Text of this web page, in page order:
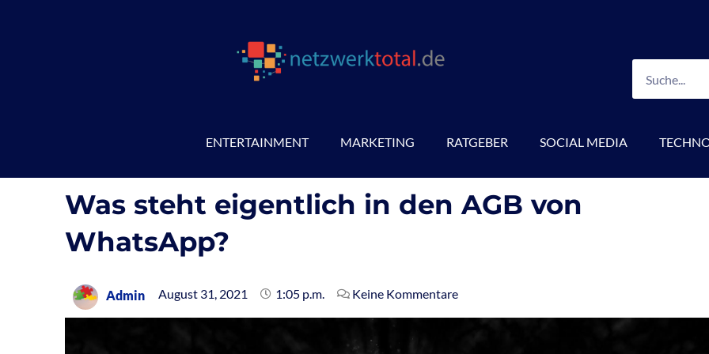
ENTERTAINMENT MARKETING RATGEBER SOCIAL MEDIA
Was steht eigentlich in den AGB von
WhatsApp?
Admin August 31, 2021 1:05 p.m. Keine Kommentare